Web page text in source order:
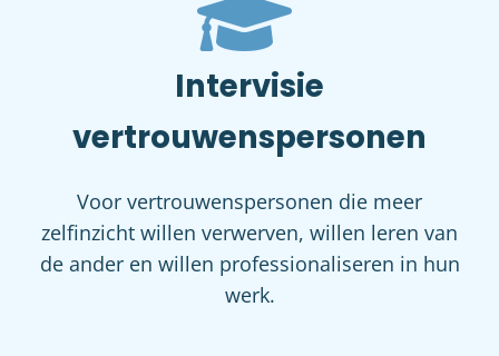
Intervisie
vertrouwenspersonen
Voor vertrouwenspersonen die meer
zelfinzicht willen verwerven, willen leren van
de ander en willen professionaliseren in hun
werk.